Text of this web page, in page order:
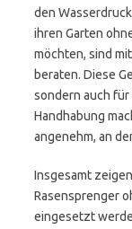
den
ihren Garten
möchten, sind
beraten. Diese
sondern auch für
Handhabung
angenehm, an
Insgesamt
Rasensprenger
eingesetzt